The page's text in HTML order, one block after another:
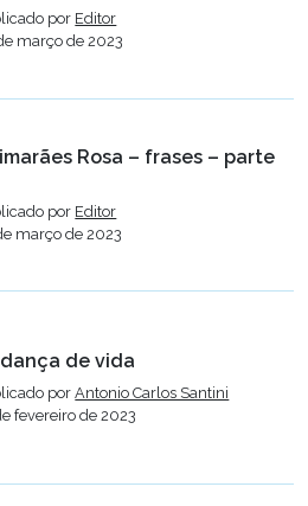
por Editor
março de 2023
Rosa – frases – parte
por Editor
março de 2023
de vida
porAntonio Carlos Santini
fevereiro de 2023